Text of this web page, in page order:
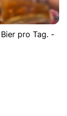
pro Tag. -